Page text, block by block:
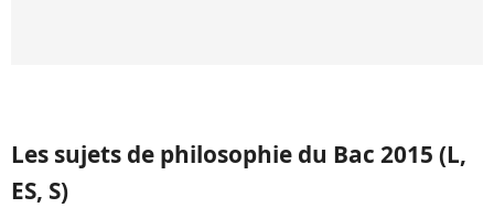
Les sujets de philosophie du Bac 2015 (L,
ES, S)